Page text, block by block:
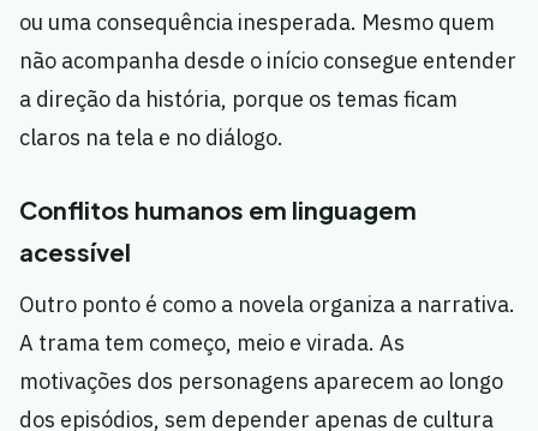
ou uma consequência inesperada. Mesmo quem
não acompanha desde o início consegue entender
a direção da história, porque os temas ficam
claros na tela e no diálogo.
Conflitos humanos em linguagem
acessível
Outro ponto é como a novela organiza a narrativa.
A trama tem começo, meio e virada. As
motivações dos personagens aparecem ao longo
dos episódios, sem depender apenas de cultura